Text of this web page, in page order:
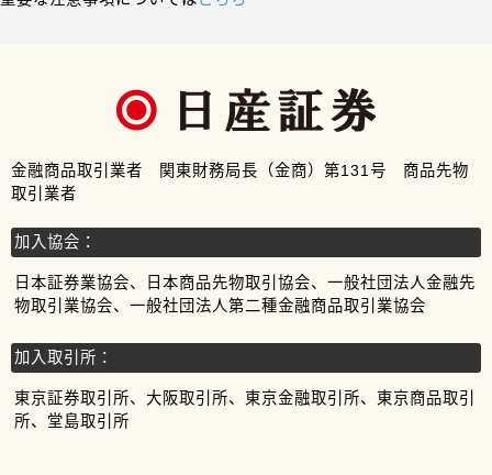
金融商品取引業者 関東財務局長（金商）第131号 商品先物
取引業者
加入協会：
日本証券業協会、日本商品先物取引協会、一般社団法人金融先
物取引業協会、一般社団法人第二種金融商品取引業協会
加入取引所：
東京証券取引所、大阪取引所、東京金融取引所、東京商品取引
所、堂島取引所